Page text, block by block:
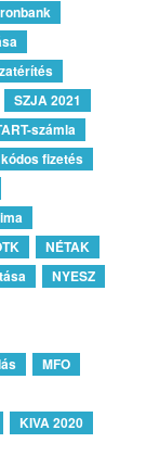
SZJA 2021
számla
fizetés
NÉTAK
NYESZ
MFO
KIVA 2020